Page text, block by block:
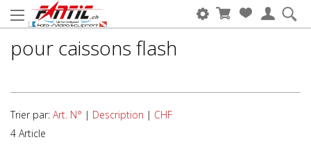
pour caissons flash
Trier par: Art. N° | Description | CHF
4 Article